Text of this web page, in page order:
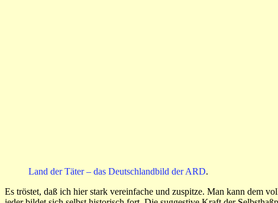
Land der Täter – das Deutschlandbild der ARD.
Es tröstet, daß ich hier stark vereinfache und zuspitze. Man kann dem